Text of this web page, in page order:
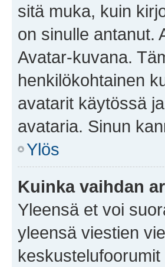
sitä muka, kuin
on sinulle antanut.
Avatar-kuvana.
henkilökohtainen
avatarit käytössä
avataria. Sinun
Ylös
Kuinka vaihdan
Yleensä et voi
yleensä viestien